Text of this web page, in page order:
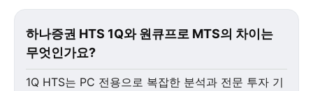
하나증권 HTS 1Q와 원큐프로 MTS의 차이는
무엇인가요?
1Q HTS는 PC 전용으로 복잡한 분석과 전문 투자 기